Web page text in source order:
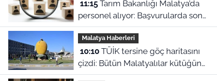
11:15Tarım Bakanlığı Malatya’da
personel alıyor: Başvurularda son
gün bugün!
Malatya Haberleri
10:10TÜİK tersine göç haritasını
çizdi: Bütün Malatyalılar kütüğüne
dönse Doğu’nun megakenti